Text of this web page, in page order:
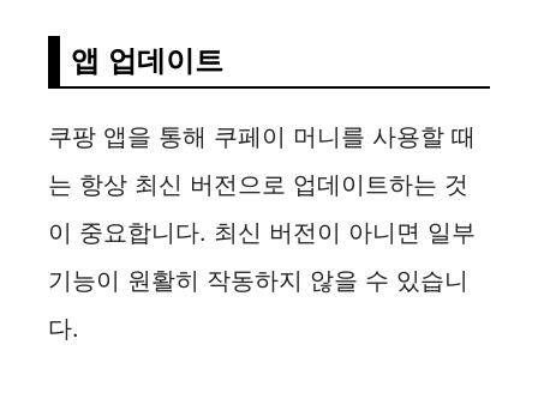
앱 업데이트
쿠팡 앱을 통해 쿠페이 머니를 사용할 때
는 항상 최신 버전으로 업데이트하는 것
이 중요합니다. 최신 버전이 아니면 일부
기능이 원활히 작동하지 않을 수 있습니
다.